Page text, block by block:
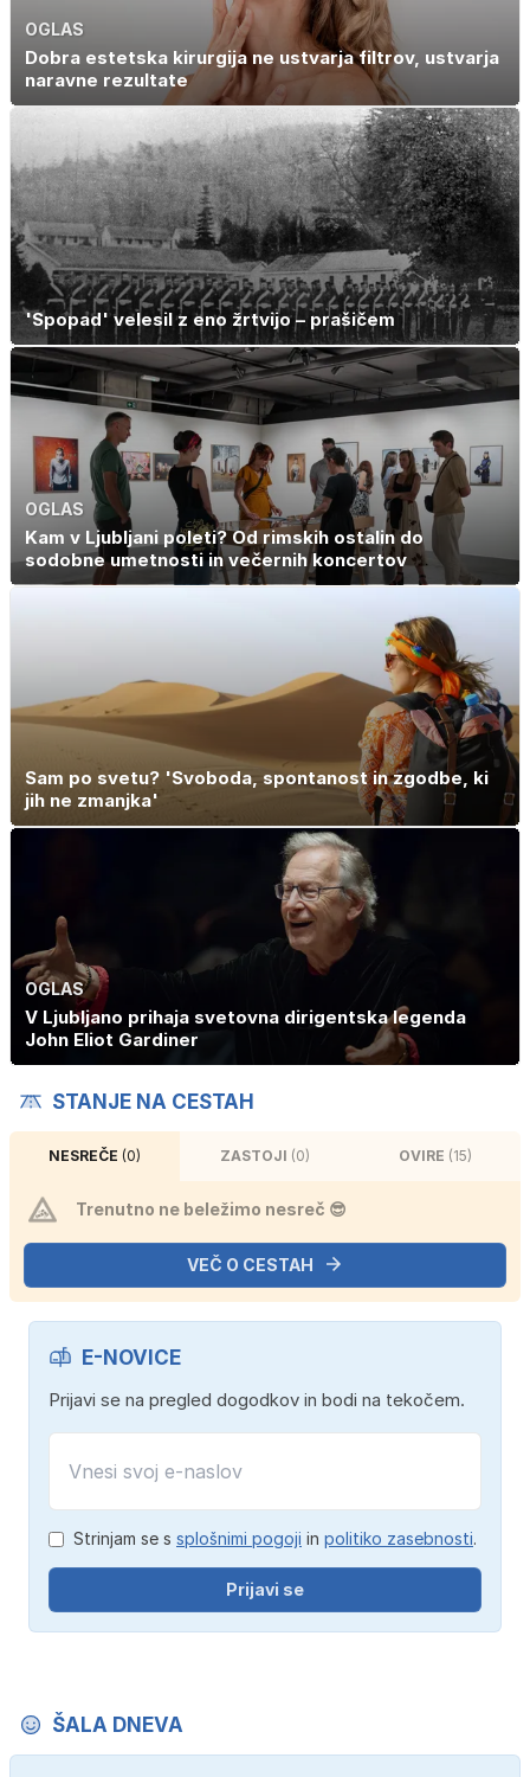
OGLAS
Dobra estetska kirurgija ne ustvarja filtrov, ustvarja
naravne rezultate
'Spopad' velesil z eno žrtvijo – prašičem
OGLAS
Kam v Ljubljani poleti? Od rimskih ostalin do
sodobne umetnosti in večernih koncertov
Sam po svetu? 'Svoboda, spontanost in zgodbe, ki
jih ne zmanjka'
OGLAS
V Ljubljano prihaja svetovna dirigentska legenda
John Eliot Gardiner
STANJE NA CESTAH
NESREČE (0) ZASTOJI (0) OVIRE (15)
Trenutno ne beležimo nesreč 😎
VEČ O CESTAH
E-NOVICE
Prijavi se na pregled dogodkov in bodi na tekočem.
Strinjam se s splošnimi pogoji in politiko zasebnosti.
Prijavi se
ŠALA DNEVA